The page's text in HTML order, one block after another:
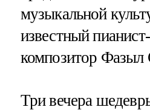
музыкальной
известный
композитор Фазыл
Три вечера